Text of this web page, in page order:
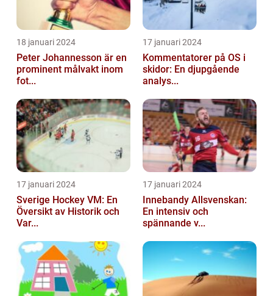
18 januari 2024
Peter Johannesson är en
prominent målvakt inom
fot...
17 januari 2024
Kommentatorer på OS i
skidor: En djupgående
analys...
17 januari 2024
Sverige Hockey VM: En
Översikt av Historik och
Var...
17 januari 2024
Innebandy Allsvenskan:
En intensiv och
spännande v...